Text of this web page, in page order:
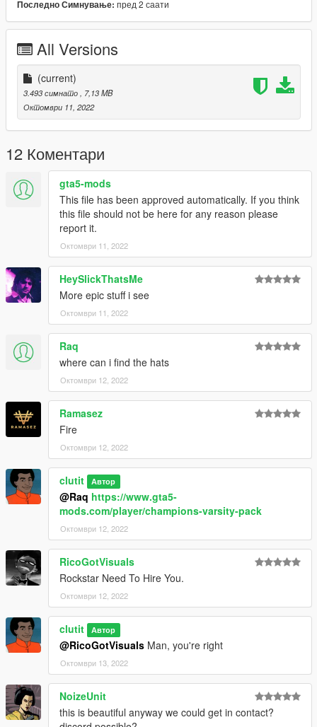
Последно Симнување: пред 2 саати
All Versions
(current)
3.493 симнато
, 7,13 MB
Октомври 11, 2022
12 Коментари
gta5-mods
This file has been approved automatically. If you think
this file should not be here for any reason please
report it.
Октомври 11, 2022
HeySlickThatsMe
More epic stuff i see
Октомври 11, 2022
Raq
where can i find the hats
Октомври 12, 2022
Ramasez
Fire
Октомври 12, 2022
clutit Автор
@Raq https://www.gta5-
mods.com/player/champions-varsity-pack
Октомври 12, 2022
RicoGotVisuals
Rockstar Need To Hire You.
Октомври 12, 2022
clutit Автор
@RicoGotVisuals Man, you're right
Октомври 13, 2022
NoizeUnit
this is beautiful anyway we could get in contact?